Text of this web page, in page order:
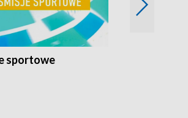
sportowe